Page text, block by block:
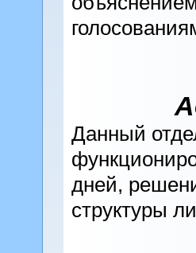
Данный
дней,
структуры